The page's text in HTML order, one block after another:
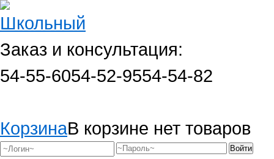
Заказ и консультация:
54-55-6054-52-9554-54-82
КорзинаВ корзине нет товаров